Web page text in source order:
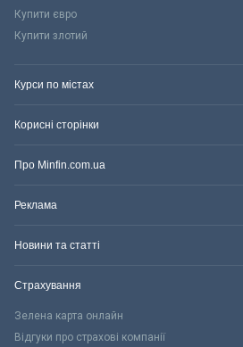
Купити євро
Купити злотий
Курси по містах
Корисні сторінки
Про Minfin.com.ua
Реклама
Новини та статті
Страхування
Зелена карта онлайн
Відгуки про страхові компанії